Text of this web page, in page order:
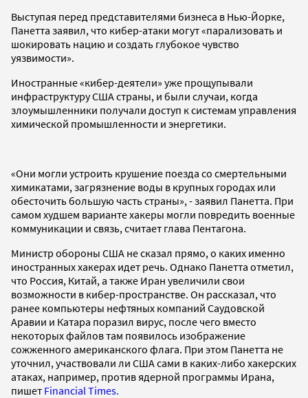
Выступая перед представителями бизнеса в Нью-Йорке,
Панетта заявил, что кибер-атаки могут «парализовать и
шокировать нацию и создать глубокое чувство
уязвимости».
Иностранные «кибер-деятели» уже прощупывали
инфраструктуру США страны, и были случаи, когда
злоумышленники получали доступ к системам управления
химической промышленности и энергетики.
«Они могли устроить крушение поезда со смертельными
химикатами, загрязнение воды в крупных городах или
обесточить большую часть страны», - заявил Панетта. При
самом худшем варианте хакеры могли повредить военные
коммуникации и связь, считает глава Пентагона.
Министр обороны США не сказал прямо, о каких именно
иностранных хакерах идет речь. Однако Панетта отметил,
что Россия, Китай, а также Иран увеличили свои
возможности в кибер-пространстве. Он рассказал, что
ранее компьютеры нефтяных компаний Саудовской
Аравии и Катара поразил вирус, после чего вместо
некоторых файлов там появилось изображение
сожженного американского флага. При этом Панетта не
уточнил, участвовали ли США сами в каких-либо хакерских
атаках, например, против ядерной программы Ирана,
пишет Financial Times.